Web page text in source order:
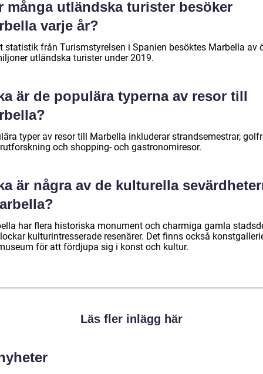
många utländska turister besöker
varje år?
statistik från Turismstyrelsen i Spanien besöktes Marbella av
utländska turister under 2019.
är de populära typerna av resor till
typer av resor till Marbella inkluderar strandsemestrar,
och shopping- och gastronomiresor.
är några av de kulturella
har flera historiska monument och charmiga gamla
kulturintresserade resenärer. Det finns också
för att fördjupa sig i konst och kultur.
Läs fler inlägg här